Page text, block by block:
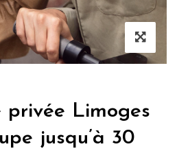
privée Limoges
jusqu’à 30